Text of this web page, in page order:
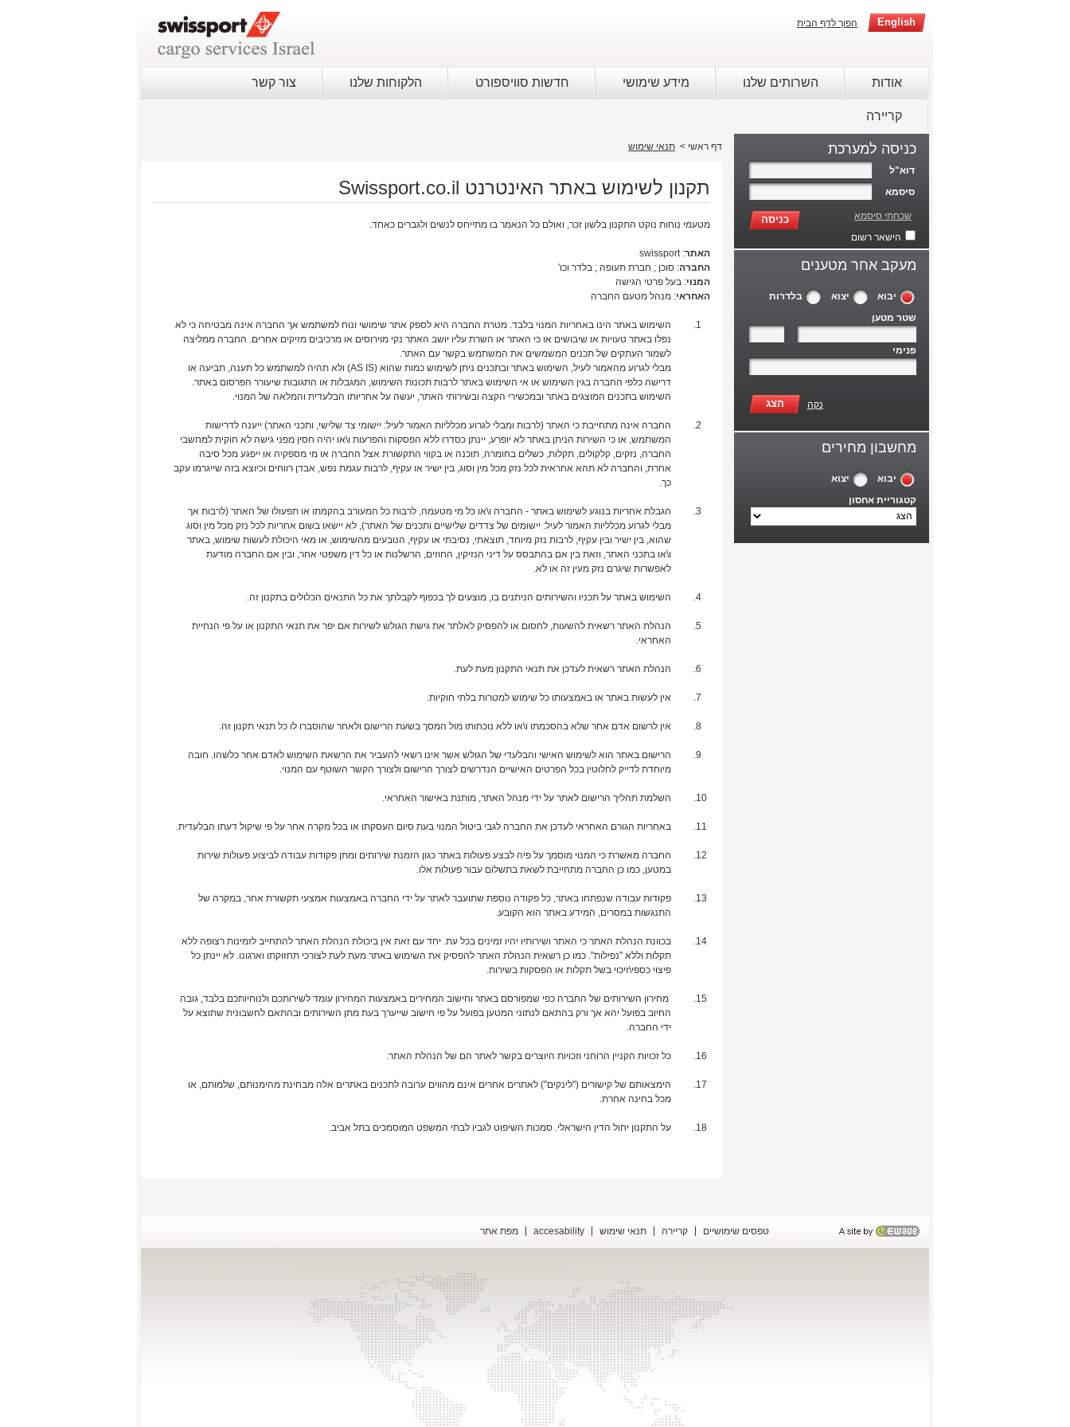
English הפוך לדף הבית
אודות השרותים שלנו מידע שימושי חדשות סוויספורט הלקוחות שלנו צור קשר
קריירה
כניסה למערכת
דוא"ל
סיסמא
שכחתי סיסמא כניסה
הישאר רשום
מעקב אחר מטענים
יבוא יצוא
בלדרות
שטר מטען
פנימי
הצג נקה
מחשבון מחירים
יבוא
יצוא
קטגוריית אחסון
דף ראשי > תנאי שימוש
תקנון לשימוש באתר האינטרנט Swissport.co.il
מטעמי נוחות נוקט התקנון בלשון זכר, ואולם כל הנאמר בו מתייחס לנשים ולגברים כאחד.
האתר: swissport
החברה: סוכן ; חברת תעופה ; בלדר וכו'
המנוי: בעל פרטי הגישה
האחראי: מנהל מטעם החברה
השימוש באתר הינו באחריות המנוי בלבד. מטרת החברה היא לספק אתר שימושי ונוח למשתמש אך החברה אינה מבטיחה כי לא
נפלו באתר טעויות או שיבושים או כי האתר או השרת עליו יושב האתר נקי מוירוסים או מרכיבים מזיקים אחרים. החברה ממליצה
לשמור העתקים של תכנים המשמשים את המשתמש בקשר עם האתר.
מבלי לגרוע מהאמור לעיל, השימוש באתר ובתכנים ניתן לשימוש כמות שהוא (AS IS) ולא תהיה למשתמש כל תענה, תביעה או
דרישה כלפי החברה בגין השימוש או אי השימוש באתר לרבות תכונות השימוש, המגבלות או התגובות שיעורר הפרסום באתר.
השימוש בתכנים המוצגים באתר ובמכשירי הקצה ובשירותי האתר, יעשה על אחריותו הבלעדית והמלאה של המנוי.
החברה אינה מתחייבת כי האתר (לרבות ומבלי לגרוע מכלליות האמור לעיל: יישומי צד שלישי, ותכני האתר) ייענה לדרישות
המשתמש, או כי השירות הניתן באתר לא יופרע, יינתן כסדרו ללא הפסקות והפרעות ו\או יהיה חסין מפני גישה לא חוקית למחשבי
החברה, נזקים, קלקולים, תקלות, כשלים בחומרה, תוכנה או בקווי התקשורת אצל החברה או מי מספקיה או ייפגע מכל סיבה
אחרת, והחברה לא תהא אחראית לכל נזק מכל מין וסוג, בין ישיר או עקיף, לרבות עגמת נפש, אבדן רווחים וכיוצא בזה שייגרמו עקב
כך.
הגבלת אחריות בנוגע לשימוש באתר - החברה ו\או כל מי מטעמה, לרבות כל המעורב בהקמתו או תפעולו של האתר (לרבות אך
מבלי לגרוע מכלליות האמור לעיל: יישומים של צדדים שלישיים ותכנים של האתר), לא יישאו בשום אחריות לכל נזק מכל מין וסוג
שהוא, בין ישיר ובין עקיף, לרבות נזק מיוחד, תוצאתי, נסיבתי או עקיף, הנובעים מהשימוש, או מאי היכולת לעשות שימוש, באתר
ו\או בתכני האתר, וזאת בין אם בהתבסס על דיני הנזיקין, החוזים, הרשלנות או כל דין משפטי אחר, ובין אם החברה מודעת
לאפשרות שיגרם נזק מעין זה או לא.
השימוש באתר על תכניו והשירותים הניתנים בו, מוצעים לך בכפוף לקבלתך את כל התנאים הכלולים בתקנון זה.
הנהלת האתר רשאית להשעות, לחסום או להפסיק לאלתר את גישת הגולש לשירות אם יפר את תנאי התקנון או על פי הנחיית
האחראי.
הנהלת האתר רשאית לעדכן את תנאי התקנון מעת לעת.
אין לעשות באתר או באמצעותו כל שימוש למטרות בלתי חוקיות.
אין לרשום אדם אחר שלא בהסכמתו ו\או ללא נוכחותו מול המסך בשעת הרישום ולאחר שהוסברו לו כל תנאי תקנון זה.
הרישום באתר הוא לשימוש האישי והבלעדי של הגולש אשר אינו רשאי להעביר את הרשאת השימוש לאדם אחר כלשהו. חובה
מיוחדת לדייק לחלוטין בכל הפרטים האישיים הנדרשים לצורך הרישום ולצורך הקשר השוטף עם המנוי.
השלמת תהליך הרישום לאתר על ידי מנהל האתר, מותנת באישור האחראי.
באחריות הגורם האחראי לעדכן את החברה לגבי ביטול המנוי בעת סיום העסקתו או בכל מקרה אחר על פי שיקול דעתו הבלעדית.
החברה מאשרת כי המנוי מוסמך על פיה לבצע פעולות באתר כגון הזמנת שירותים ומתן פקודות עבודה לביצוע פעולות שירות
במטען, כמו כן החברה מתחייבת לשאת בתשלום עבור פעולות אלו.
פקודות עבודה שנפתחו באתר, כל פקודה נוספת שתועבר לאתר על ידי החברה באמצעות אמצעי תקשורת אחר, במקרה של
התנגשות במסרים, המידע באתר הוא הקובע.
בכוונת הנהלת האתר כי האתר ושירותיו יהיו זמינים בכל עת. יחד עם זאת אין ביכולת הנהלת האתר להתחייב לזמינות רצופה ללא
תקלות וללא "נפילות". כמו כן רשאית הנהלת האתר להפסיק את השימוש באתר מעת לעת לצורכי תחזוקתו וארגונו. לא יינתן כל
פיצוי כספי\זיכוי בשל תקלות או הפסקות בשירות.
מחירון השירותים של החברה כפי שמפורסם באתר וחישוב המחירים באמצעות המחירון עומד לשירותכם ולנוחיותכם בלבד, גובה
החיוב בפועל יהא אך ורק בהתאם לנתוני המטען בפועל על פי חישוב שייערך בעת מתן השירותים ובהתאם לחשבונית שתוצא על
ידי החברה.
כל זכויות הקניין הרוחני וזכויות היוצרים בקשר לאתר הם של הנהלת האתר.
הימצאותם של קישורים ("לינקים") לאתרים אחרים אינם מהווים ערובה לתכנים באתרים אלה מבחינת מהימנותם, שלמותם, או
מכל בחינה אחרת.
על התקנון יחול הדין הישראלי. סמכות השיפוט לגביו לבתי המשפט המוסמכים בתל אביב.
טפסים שימושיים קריירה תנאי שימוש accesability מפת אתר